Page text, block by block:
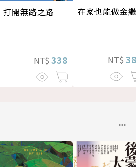
打開無路之路
NT$ 338
在家也能做金繼
NT$